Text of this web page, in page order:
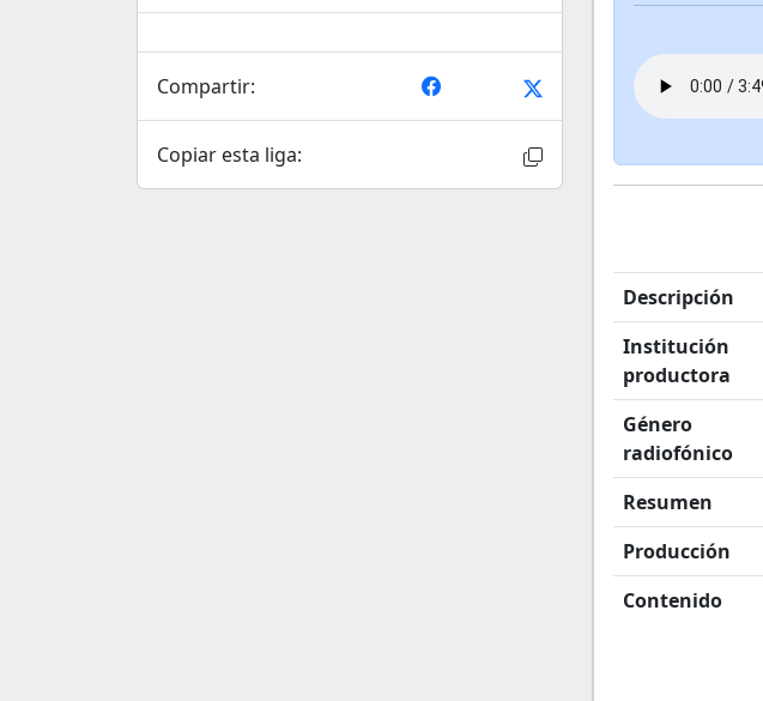
Compartir:
Copiar esta liga:
Descripción
Institución
productora
Género
radiofónico
Resumen
Producción
Contenido